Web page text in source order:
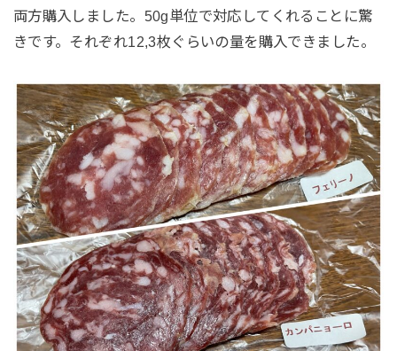
両方購入しました。50g単位で対応してくれることに驚
きです。それぞれ12,3枚ぐらいの量を購入できました。